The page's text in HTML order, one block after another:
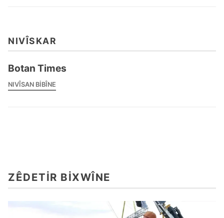
NIVÎSKAR
Botan Times
NIVÎSAN BIBÎNE
ZÊDETIR BIXWÎNE